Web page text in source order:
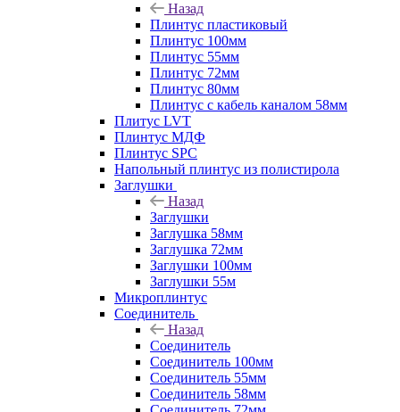
Назад
Плинтус пластиковый
Плинтус 100мм
Плинтус 55мм
Плинтус 72мм
Плинтус 80мм
Плинтус с кабель каналом 58мм
Плитус LVT
Плинтус МДФ
Плинтус SPC
Напольный плинтус из полистирола
Заглушки
Назад
Заглушки
Заглушка 58мм
Заглушка 72мм
Заглушки 100мм
Заглушки 55м
Микроплинтус
Соединитель
Назад
Соединитель
Соединитель 100мм
Соединитель 55мм
Соединитель 58мм